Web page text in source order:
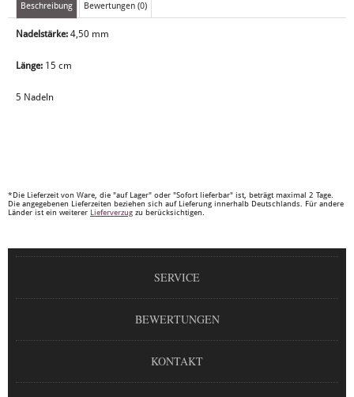
Beschreibung Bewertungen (0)
Nadelstärke: 4,50 mm
Länge: 15 cm
5 Nadeln
*Die Lieferzeit von Ware, die "auf Lager" oder "Sofort lieferbar" ist, beträgt maximal 2 Tage.
Die angegebenen Lieferzeiten beziehen sich auf Lieferung innerhalb Deutschlands. Für andere
Länder ist ein weiterer Lieferverzug zu berücksichtigen.
SERVICE
BEWERTUNGEN
KONTAKT